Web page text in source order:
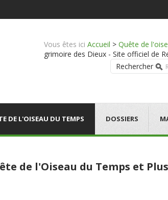
Vous êtes ici Accueil > Quête de
grimoire des Dieux - Site officiel de
Rechercher
DE L'OISEAU DU TEMPS DOSSIERS
de l'Oiseau du Temps et